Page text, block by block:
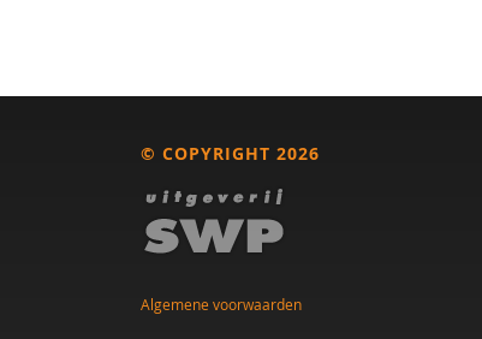
Theo G. M. Sandfort
Esther van der Vegt
Margo Versteijne
© COPYRIGHT 2026
Algemene voorwaarden